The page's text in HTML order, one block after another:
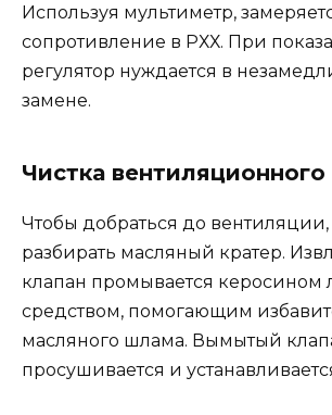
Используя мультиметр,
сопротивление в РХХ. При
регулятор нуждается в
замене.
Чистка вентиляционного
Чтобы добраться до
разбирать масляный кратер.
клапан промывается керосином
средством, помогающим
масляного шлама. Вымытый
просушивается и